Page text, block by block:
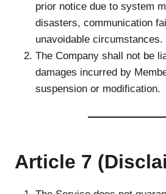
prior notice due to system
disasters, communication
unavoidable circumstances.
The Company shall not be
damages incurred by
suspension or modification.
Article 7